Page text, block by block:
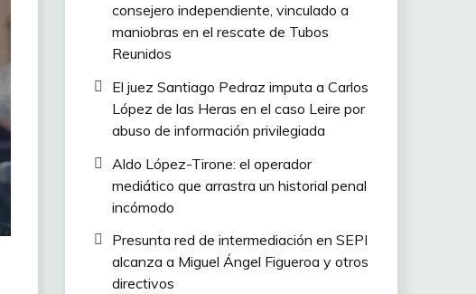
consejero independiente, vinculado a
maniobras en el rescate de Tubos
Reunidos
El juez Santiago Pedraz imputa a Carlos
López de las Heras en el caso Leire por
abuso de información privilegiada
Aldo López-Tirone: el operador
mediático que arrastra un historial penal
incómodo
Presunta red de intermediación en SEPI
alcanza a Miguel Ángel Figueroa y otros
directivos